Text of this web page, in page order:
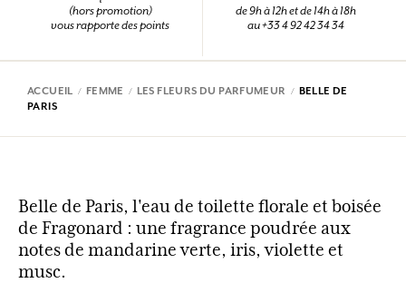
(hors promotion)
vous rapporte des points
de 9h à 12h et de 14h à 18h
au +33 4 92 42 34 34
ACCUEIL FEMME LES FLEURS DU PARFUMEUR
BELLE DE
PARIS
Belle de Paris, l'eau de toilette florale et boisée
de Fragonard : une fragrance poudrée aux
notes de mandarine verte, iris, violette et
musc.